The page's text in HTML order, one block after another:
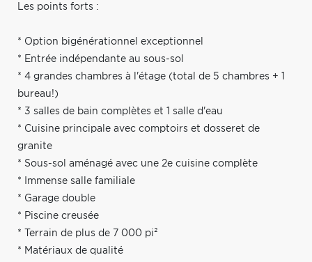
Les points forts :
* Option bigénérationnel exceptionnel
* Entrée indépendante au sous-sol
* 4 grandes chambres à l'étage (total de 5 chambres + 1
bureau!)
* 3 salles de bain complètes et 1 salle d'eau
* Cuisine principale avec comptoirs et dosseret de
granite
* Sous-sol aménagé avec une 2e cuisine complète
* Immense salle familiale
* Garage double
* Piscine creusée
* Terrain de plus de 7 000 pi²
* Matériaux de qualité